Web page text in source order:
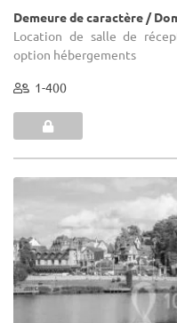
Demeure de caractère /
Location de salle de
option hébergements
1-400